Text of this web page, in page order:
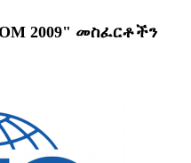
2009" መስፈርቶችን